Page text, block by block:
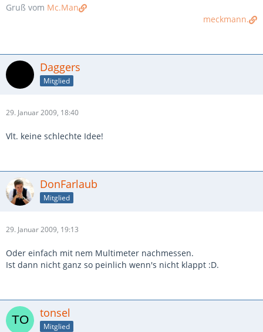
Gruß vom Mc.Man
meckmann.
Daggers
Mitglied
29. Januar 2009, 18:40
Vlt. keine schlechte Idee!
DonFarlaub
Mitglied
29. Januar 2009, 19:13
Oder einfach mit nem Multimeter nachmessen.
Ist dann nicht ganz so peinlich wenn's nicht klappt :D.
tonsel
Mitglied